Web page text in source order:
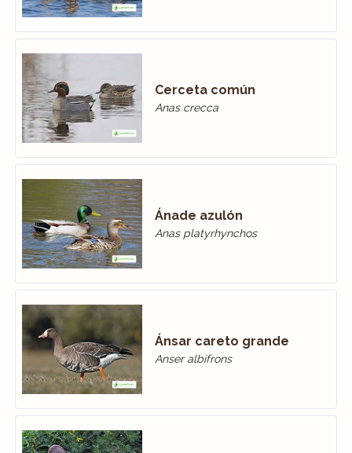
Cerceta común
Anas crecca
Ánade azulón
Anas platyrhynchos
Ánsar careto grande
Anser albifrons